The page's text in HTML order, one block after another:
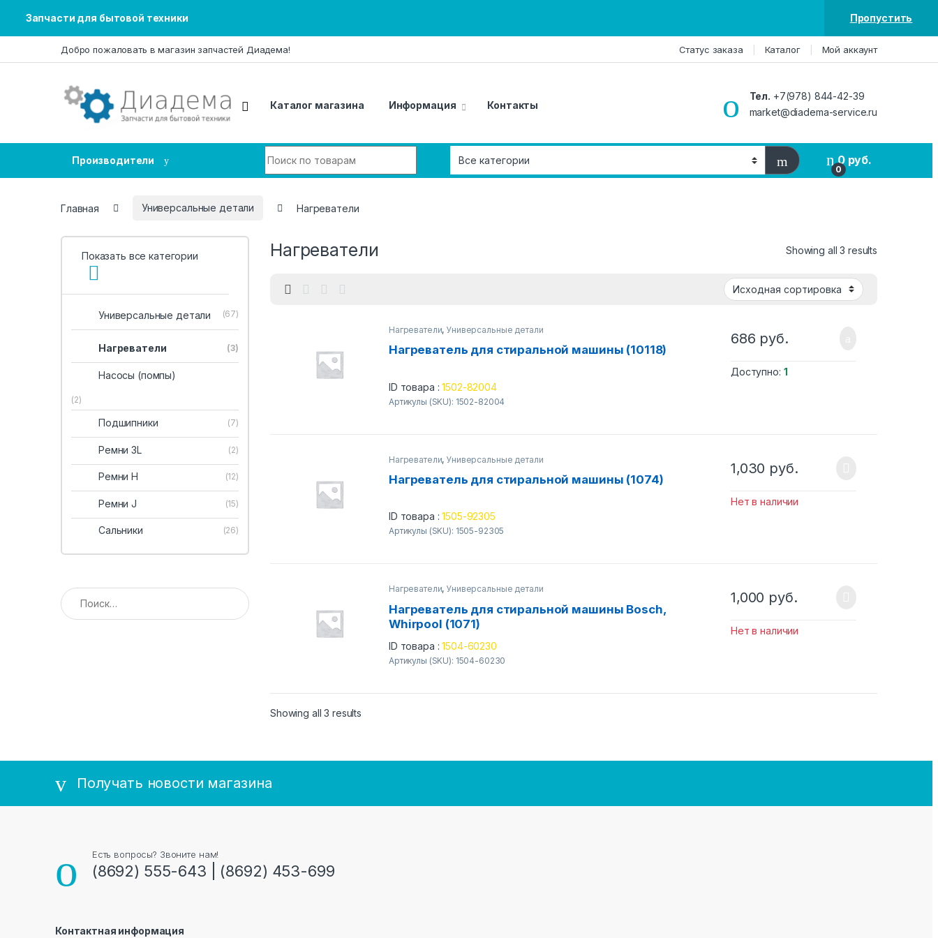
Запчасти для бытовой техники Пропустить
Добро пожаловать в магазин запчастей Диадема! Статус заказа Каталог Мой аккаунт
Каталог магазина Информация Контакты
Тел. +7(978) 844-42-39
market@diadema-service.ru
Производители
0
0 руб.
Главная Универсальные детали Нагреватели
Нагреватели Showing all 3 results
Нагреватели, Универсальные детали
Нагреватель для стиральной машины (10118)
ID товара :1502-82004
Артикулы (SKU): 1502-82004
686 руб.
Доступно: 1
Нагреватели, Универсальные детали
Нагреватель для стиральной машины (1074)
ID товара :1505-92305
Артикулы (SKU): 1505-92305
1,030 руб.
Нет в наличии
Нагреватели, Универсальные детали
Нагреватель для стиральной машины Bosch,
Whirpool (1071)
ID товара :1504-60230
Артикулы (SKU): 1504-60230
1,000 руб.
Нет в наличии
Showing all 3 results
Показать все категории
Универсальные детали (67)
Нагреватели (3)
Насосы (помпы)
(2)
Подшипники (7)
Ремни 3L (2)
Ремни H (12)
Ремни J (15)
Сальники (26)
Найти:
Получать новости магазина
Есть вопросы? Звоните нам!
(8692) 555-643 | (8692) 453-699
Контактная информация